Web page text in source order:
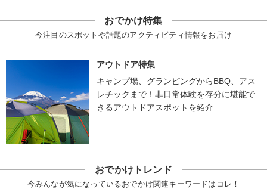
おでかけ特集
今注目のスポットや話題のアクティビティ情報をお届け
アウトドア特集
キャンプ場、グランピングからBBQ、アス
レチックまで！非日常体験を存分に堪能で
きるアウトドアスポットを紹介
おでかけトレンド
今みんなが気になっているおでかけ関連キーワードはコレ！